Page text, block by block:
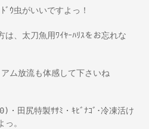
ﾞｳ虫がいいですよっ！
は、太刀魚用ﾜｲﾔｰﾊﾘｽをお忘れな
ム放流も体感して下さいね
・田尻特製ｻｻﾐ・ｷﾋﾞﾅｺﾞ･冷凍活け
。